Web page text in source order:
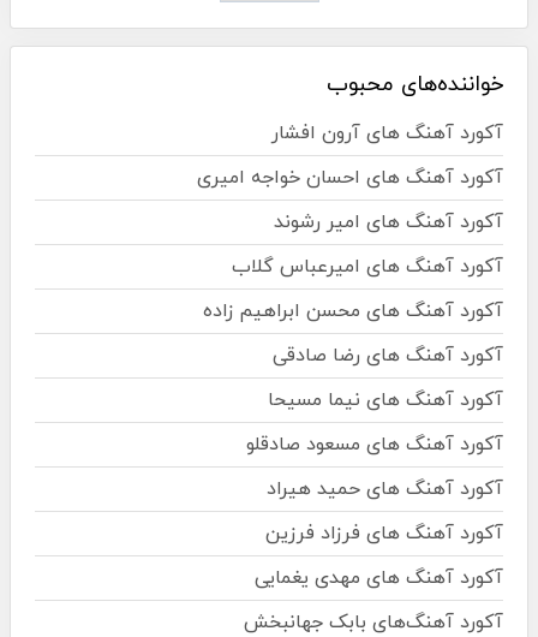
خواننده‌های محبوب
آکورد آهنگ های آرون افشار
آکورد آهنگ های احسان خواجه امیری
آکورد آهنگ های امیر رشوند
آکورد آهنگ های امیرعباس گلاب
آکورد آهنگ های محسن ابراهیم زاده
آکورد آهنگ های رضا صادقی
آکورد آهنگ های نیما مسیحا
آکورد آهنگ های مسعود صادقلو
آکورد آهنگ های حمید هیراد
آکورد آهنگ های فرزاد فرزین
آکورد آهنگ های مهدی یغمایی
آکورد آهنگ‌های بابک جهانبخش